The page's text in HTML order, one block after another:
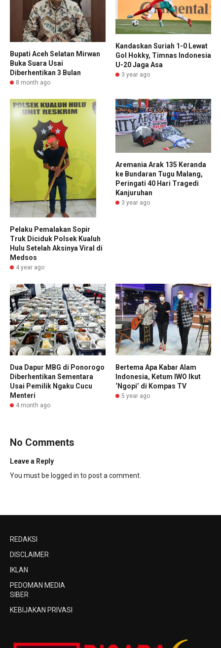
Bupati Aceh Selatan Mirwan
Buka Suara Usai
Diberhentikan 3 Bulan
8 month ago
Kandaskan Suriah 1-0 Lewat
Gol Hokky, Timnas Indonesia
U-20 Jaga Asa
3 year ago
Pelaku Pemalakan Sopir
Truk Diciduk Polsek Kualuh
Hulu Setelah Aksinya Viral di
Medsos
4 year ago
Aremania Arak 135 Keranda
ke Bundaran Tugu Malang,
Peringati 40 Hari Tragedi
Kanjuruhan
3 year ago
Dua Dapur MBG di Ponorogo
Diberhentikan Sementara
Usai Pemilik Ngaku Cucu
Menteri
4 month ago
Bertema Apa Kabar Alam
Indonesia, Ketum IWO Ikut
‘Ngopi’ di Kompas TV
5 year ago
No Comments
Leave a Reply
You must be logged in to post a comment.
REDAKSI
DISCLAIMER
IKLAN
PEDOMAN MEDIA
SIBER
KEBIJAKAN PRIVASI